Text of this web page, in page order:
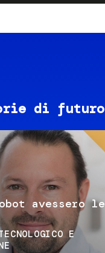
di futuro
avessero le
E